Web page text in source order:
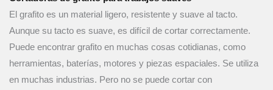
El grafito es un material ligero, resistente y suave al tacto.
Aunque su tacto es suave, es difícil de cortar correctamente.
Puede encontrar grafito en muchas cosas cotidianas, como
herramientas, baterías, motores y piezas espaciales. Se utiliza
en muchas industrias. Pero no se puede cortar con